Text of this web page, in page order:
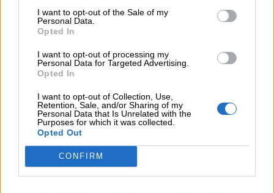
I want to opt-out of the Sale of my
Personal Data.
Opted In
I want to opt-out of processing my
Personal Data for Targeted Advertising.
Opted In
I want to opt-out of Collection, Use,
Retention, Sale, and/or Sharing of my
Personal Data that Is Unrelated with the
Purposes for which it was collected.
Opted Out
CONFIRM
Βαρδινογιάννη- Εξάρχου και ο διπλασιασμός των κερδών της
05.08.2026 - 13:37
Randy Schekman, Νομπελίστας Ιατρικής: «Σε πέντε χρόνια
μπορεί να έχουμε θεραπεία που αναστέλλει την εξέλιξη του
05.08.2026 - 12:33
Ε.Ε και παράνομη μετανάστευση: προτάσεις και δράσεις με
παρονομαστή το κοινό συμφέρον
05.08.2026 - 12:11
Αντώνης Βουκλαρής - «ΕΡΡΙΚΟΣ ΝΤΥΝΑΝ»